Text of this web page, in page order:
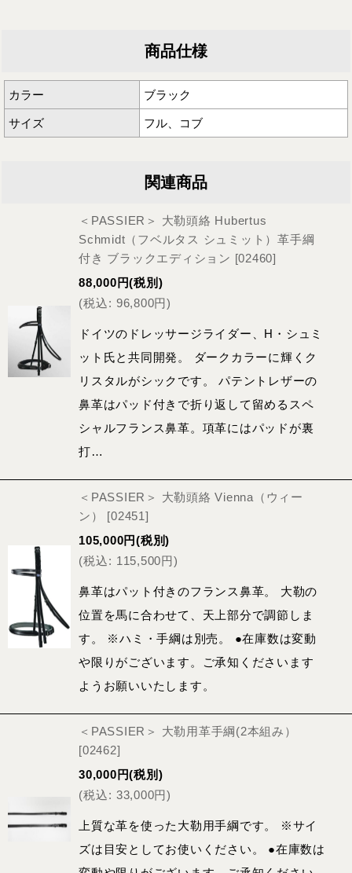
商品仕様
カラー ブラック
サイズ フル、コブ
関連商品
＜PASSIER＞ 大勒頭絡 Hubertus
Schmidt（フベルタス シュミット）革手綱
付き ブラックエディション [02460]
88,000 円(税別)
(税込: 96,800円)
ドイツのドレッサージライダー、H・シュミ
ット氏と共同開発。 ダークカラーに輝くク
リスタルがシックです。 パテントレザーの
鼻革はパッド付きで折り返して留めるスペ
シャルフランス鼻革。項革にはパッドが裏
打…
＜PASSIER＞ 大勒頭絡 Vienna（ウィー
ン）
[02451]
105,000円(税別)
(税込: 115,500円)
鼻革はパット付きのフランス鼻革。 大勒の
位置を馬に合わせて、天上部分で調節しま
す。 ※ハミ・手綱は別売。 ●在庫数は変動
や限りがございます。ご承知くださいます
ようお願いいたします。
＜PASSIER＞ 大勒用革手綱(2本組み）
[02462]
30,000 円(税別)
(税込: 33,000円)
上質な革を使った大勒用手綱です。 ※サイ
ズは目安としてお使いください。 ●在庫数は